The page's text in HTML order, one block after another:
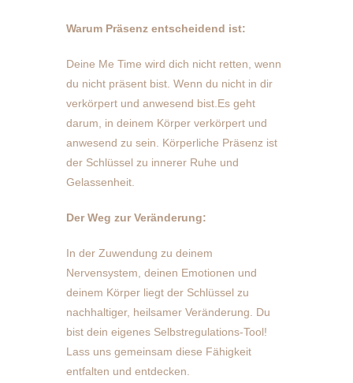
Warum Präsenz entscheidend ist:
Deine Me Time wird dich nicht retten, wenn
du nicht präsent bist. Wenn du nicht in dir
verkörpert und anwesend bist.Es geht
darum, in deinem Körper verkörpert und
anwesend zu sein. Körperliche Präsenz ist
der Schlüssel zu innerer Ruhe und
Gelassenheit.
Der Weg zur Veränderung:
In der Zuwendung zu deinem
Nervensystem, deinen Emotionen und
deinem Körper liegt der Schlüssel zu
nachhaltiger, heilsamer Veränderung. Du
bist dein eigenes Selbstregulations-Tool!
Lass uns gemeinsam diese Fähigkeit
entfalten und entdecken.